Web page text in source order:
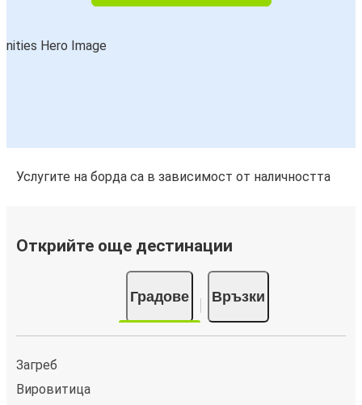
Услугите на борда са в зависимост от наличността
Открийте още дестинации
Градове Връзки
Загреб
Вировитица